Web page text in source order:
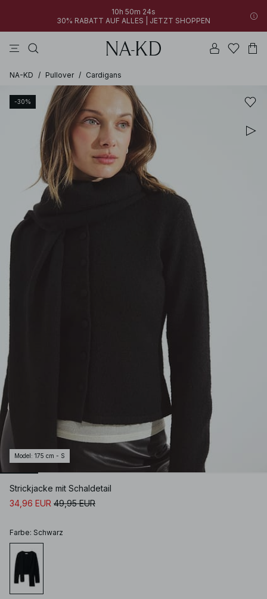
10h 50m 24s
30% RABATT AUF ALLES | JETZT SHOPPEN
NA-KD / Pullover / Cardigans
-30%
Model : 175 cm - S
Strickjacke mit Schaldetail
34,96 EUR 49,95 EUR
Farbe: Schwarz